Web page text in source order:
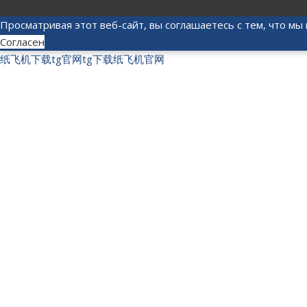
Просматривая этот веб-сайт, вы соглашаетесь с тем, что
Согласен
纸飞机下载tg官网tg下载纸飞机官网